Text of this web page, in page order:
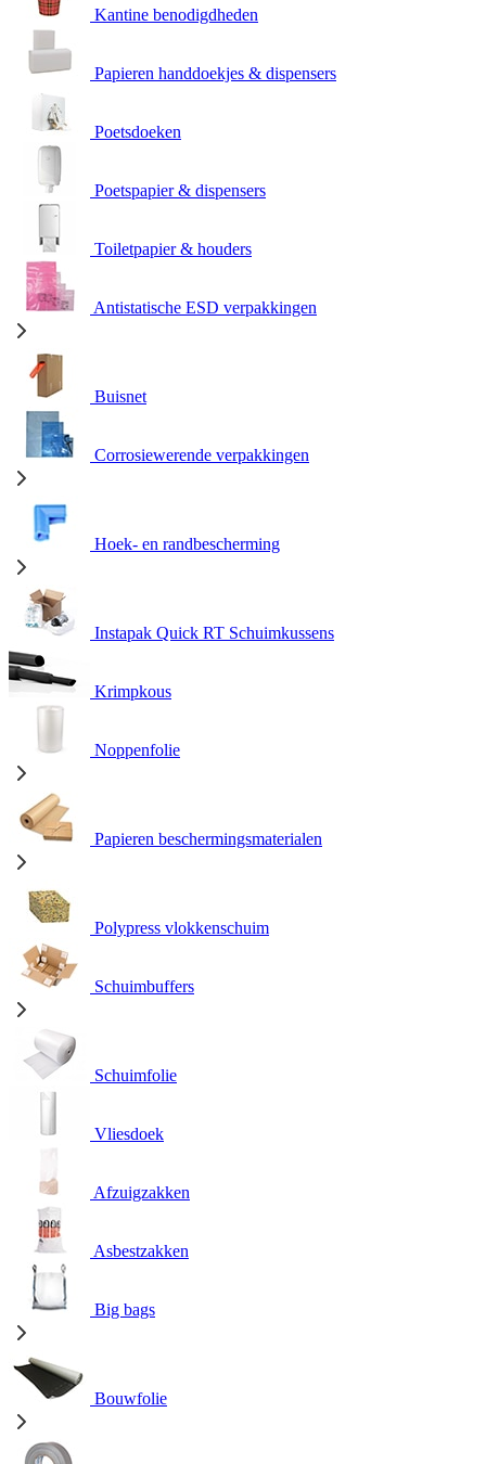
Kantine benodigdheden
Papieren handdoekjes & dispensers
Poetsdoeken
Poetspapier & dispensers
Toiletpapier & houders
Antistatische ESD verpakkingen
Buisnet
Corrosiewerende verpakkingen
Hoek- en randbescherming
Instapak Quick RT Schuimkussens
Krimpkous
Noppenfolie
Papieren beschermingsmaterialen
Polypress vlokkenschuim
Schuimbuffers
Schuimfolie
Vliesdoek
Afzuigzakken
Asbestzakken
Big bags
Bouwfolie